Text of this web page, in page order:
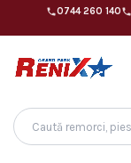
0744 260 140
Search